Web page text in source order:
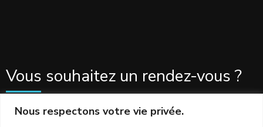
Nous respectons votre vie privée.
Vous souhaitez un rendez-vous ?